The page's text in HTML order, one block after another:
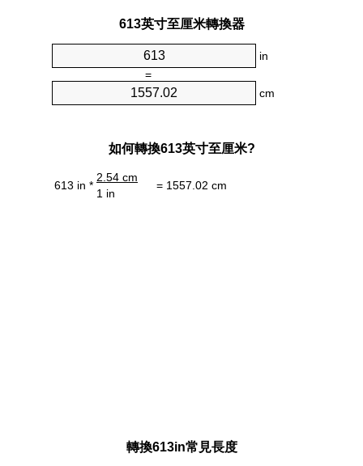
613英寸至厘米轉換器
in
=
cm
如何轉換613英寸至厘米?
613 in *
2.54 cm
= 1557.02 cm
1 in
轉換613in常見長度